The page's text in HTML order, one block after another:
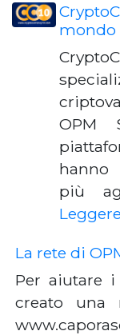
mondo
OPM
hanno
più
La rete di
Per aiutare
creato una